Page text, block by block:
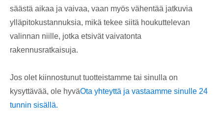
säästä aikaa ja vaivaa, vaan myös vähentää jatkuvia
ylläpitokustannuksia, mikä tekee siitä houkuttelevan
valinnan niille, jotka etsivät vaivatonta
rakennusratkaisuja.
Jos olet kiinnostunut tuotteistamme tai sinulla on
kysyttävää, ole hyväOta yhteyttä ja vastaamme sinulle 24
tunnin sisällä.